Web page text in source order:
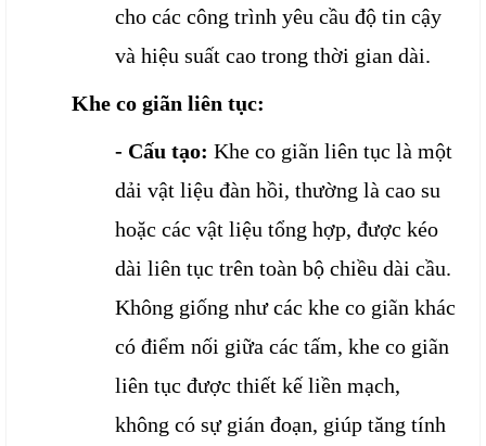
cho các công trình yêu cầu độ tin cậy
và hiệu suất cao trong thời gian dài.
Khe co giãn liên tục:
- Cấu tạo: Khe co giãn liên tục là một
dải vật liệu đàn hồi, thường là cao su
hoặc các vật liệu tổng hợp, được kéo
dài liên tục trên toàn bộ chiều dài cầu.
Không giống như các khe co giãn khác
có điểm nối giữa các tấm, khe co giãn
liên tục được thiết kế liền mạch,
không có sự gián đoạn, giúp tăng tính